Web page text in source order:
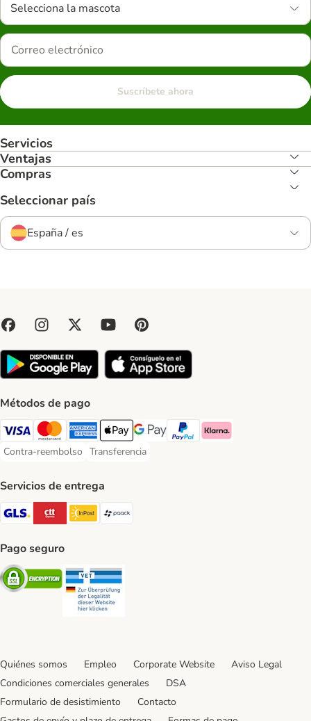
Selecciona la mascota
Suscríbete ahora
Servicios
Ventajas
Compras
Seleccionar país
España / es
Métodos de pago
Visa Payment Method
Mastercard Payment Method
American Express Payment Method
Apple Pay Payment Method
Google Pay Payment Method
PayPal Payment Method
Klarna Payment Method
Contra-reembolso
Contra-reembolso Payment Method
Transferencia
Transferencia Payment Method
Servicios de entrega
GLS Shipping Method
CTTExpress Shipping Method
InPost Shipping Method
paack Shipping Method
Pago seguro
Security
Quiénes somos Empleo Corporate Website
Aviso Legal
Condiciones comerciales generales
DSA
Formulario de desistimiento
Contacto